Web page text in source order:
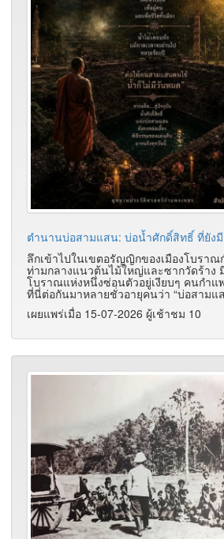
ตำนานบ่อสามแสน: บ่อน้ำศักดิ์สิทธิ์​ ที่ยัง
ลึกเข้าไปในเขตอรัญญิกของเมืองโบราณ
ท่ามกลางแนวต้นไม้ใหญ่และซากวัดร้าง
โบราณแห่งหนึ่งซ่อนตัวอยู่เงียบๆ คนกำแ
ที่นี่ต่อกันมาหลายชั่วอายุคนว่า “บ่อสามแ
เผยแพร่เมื่อ 15-07-2026 ผู้เช้าชม 10